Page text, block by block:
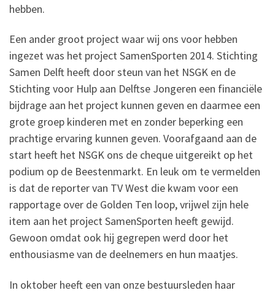
hebben.
Een ander groot project waar wij ons voor hebben
ingezet was het project SamenSporten 2014. Stichting
Samen Delft heeft door steun van het NSGK en de
Stichting voor Hulp aan Delftse Jongeren een financiële
bijdrage aan het project kunnen geven en daarmee een
grote groep kinderen met en zonder beperking een
prachtige ervaring kunnen geven. Voorafgaand aan de
start heeft het NSGK ons de cheque uitgereikt op het
podium op de Beestenmarkt. En leuk om te vermelden
is dat de reporter van TV West die kwam voor een
rapportage over de Golden Ten loop, vrijwel zijn hele
item aan het project SamenSporten heeft gewijd.
Gewoon omdat ook hij gegrepen werd door het
enthousiasme van de deelnemers en hun maatjes.
In oktober heeft een van onze bestuursleden haar